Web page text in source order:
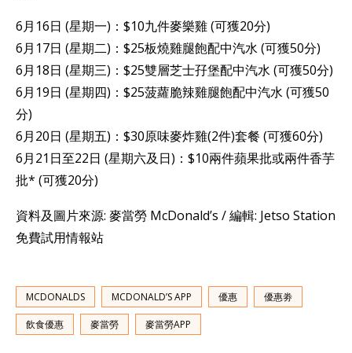
6月16日 (星期一)：$10九件麥樂雞 (可獲20分)
6月17日 (星期二)：$25板燒雞腿飽配中汽水 (可獲50分)
6月18日 (星期三)：$25雙層芝士孖堡配中汽水 (可獲50分)
6月19日 (星期四)：$25菠蘿脆辣雞腿飽配中汽水 (可獲50
分)
6月20日 (星期五)：$30原味麥炸雞(2件)套餐 (可獲60分)
6月21日至22日 (星期六及日)：$10兩件蘋果批或兩件香芋
批* (可獲20分)
資料及圖片來源: 麥當勞 McDonald’s / 編輯: Jetso Station
免費試用情報站
MCDONALDS MCDONALD’S APP 優惠 優惠劵
飲食優惠 麥當勞 麥當勞APP